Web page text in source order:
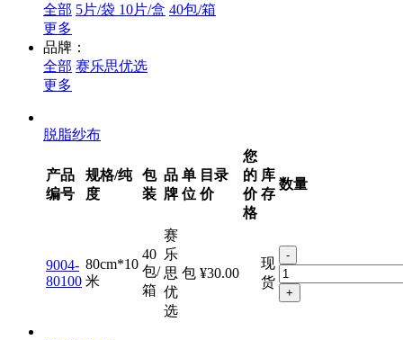
全部 5片/袋 10片/盒 40包/箱
更多
品牌：
全部 赛乐思优选
更多
脱脂纱布
产品
编号
规格/纯
度
包
装
品
牌
单
位
目录
价
您
的
价
格
库
存
数量
9004-
80100
80cm*10
米
40
包/
箱
赛
乐
思
优
选
包 ¥30.00
现
货
-
+